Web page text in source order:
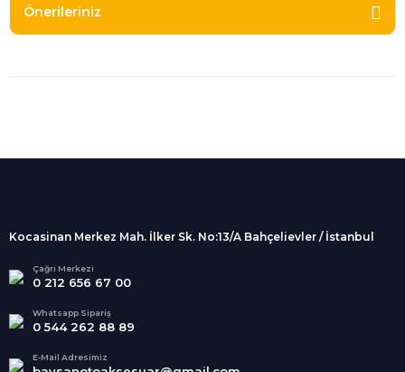
Önerileriniz
Alışveriş
kargolanmaktadır.
Tüm Kredi Kartlarına taksit
seçenekleri
Kocasinan Merkez Mah. İlker Sk. No:13/A Bahçelievler / İstanbul
Çağrı Merkezi
0 212 656 67 00
Whatsapp Sipariş
0 544 262 88 89
E-Mail Adresimiz